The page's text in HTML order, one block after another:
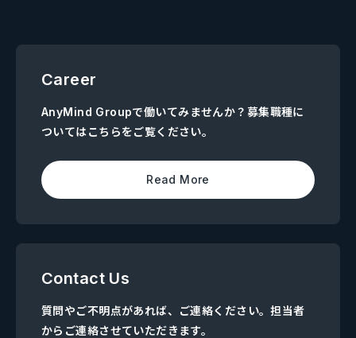
Career
AnyMind Groupで働いてみませんか？募集職種に
ついてはこちらをご覧ください。
Read More
Contact Us
質問やご不明点があれば、ご連絡ください。担当者
からご連絡させていただきます。